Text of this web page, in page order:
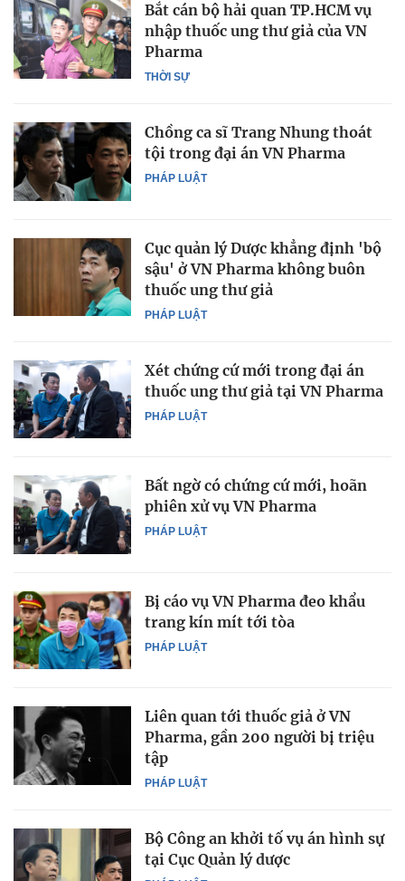
THỜI SỰ
Bắt cán bộ hải quan TP.HCM vụ
nhập thuốc ung thư giả của VN
Pharma
PHÁP LUẬT
Chồng ca sĩ Trang Nhung thoát
tội trong đại án VN Pharma
PHÁP LUẬT
Cục quản lý Dược khẳng định 'bộ
sậu' ở VN Pharma không buôn
thuốc ung thư giả
PHÁP LUẬT
Xét chứng cứ mới trong đại án
thuốc ung thư giả tại VN Pharma
PHÁP LUẬT
Bất ngờ có chứng cứ mới, hoãn
phiên xử vụ VN Pharma
PHÁP LUẬT
Bị cáo vụ VN Pharma đeo khẩu
trang kín mít tới tòa
PHÁP LUẬT
Liên quan tới thuốc giả ở VN
Pharma, gần 200 người bị triệu
tập
Bộ Công an khởi tố vụ án hình sự
tại Cục Quản lý dược